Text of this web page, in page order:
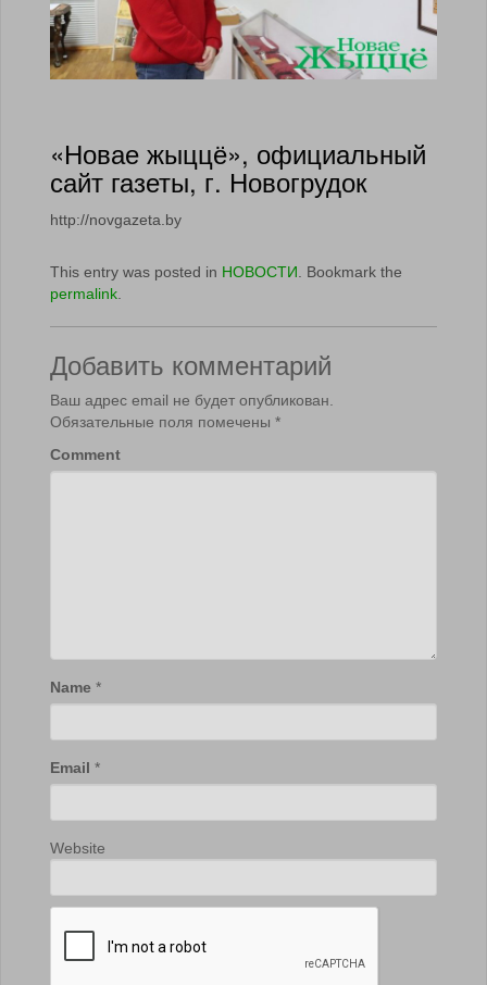
«Новае жыццё», официальный
сайт газеты, г. Новогрудок
http://novgazeta.by
This entry was posted in НОВОСТИ . Bookmark the
permalink
Добавить комментарий
Ваш адрес email не будет опубликован.
Обязательные поля помечены *
Comment
Name *
Email *
Website